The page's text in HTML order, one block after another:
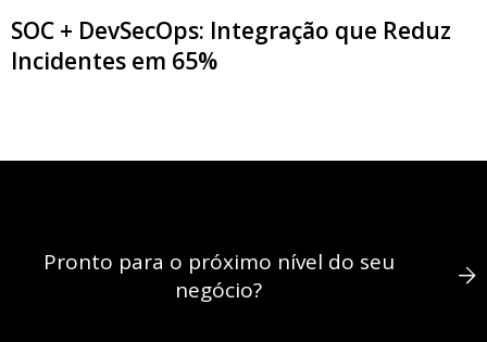
SOC + DevSecOps: Integração que Reduz
Incidentes em 65%
Pronto para o próximo nível do seu
negócio?